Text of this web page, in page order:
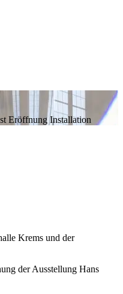
EröffnungInstallation
Krems und der
der Ausstellung Hans